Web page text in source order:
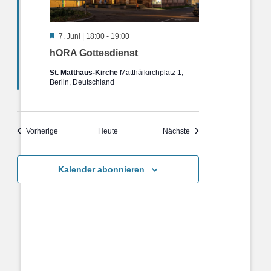
hORA Gottesdienst
Hervorgehoben
7. Juni | 18:00 - 19:00
St. Matthäus-Kirche Matthäikirchplatz 1,
Berlin, Deutschland
Vorherige Veranstaltungen
Heute Nächste Veranstaltungen
Kalender abonnieren